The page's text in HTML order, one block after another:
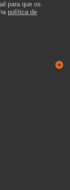
para que os
política de